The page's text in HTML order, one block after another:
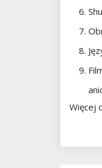
Więcej